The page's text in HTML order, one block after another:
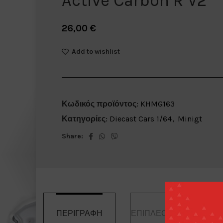
26,00 €
Add to wishlist
Κωδικός προϊόντος: KHMG163
Κατηγορίες: Diecast Cars 1/64, Minigt
Share:
ΠΕΡΙΓΡΑΦΉ ΕΠΙΠΛΈΟΝ